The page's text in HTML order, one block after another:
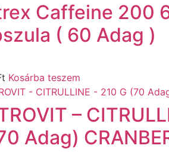
Caffeine 200
( 60 Adag )
Kosárba teszem
–
Adag)